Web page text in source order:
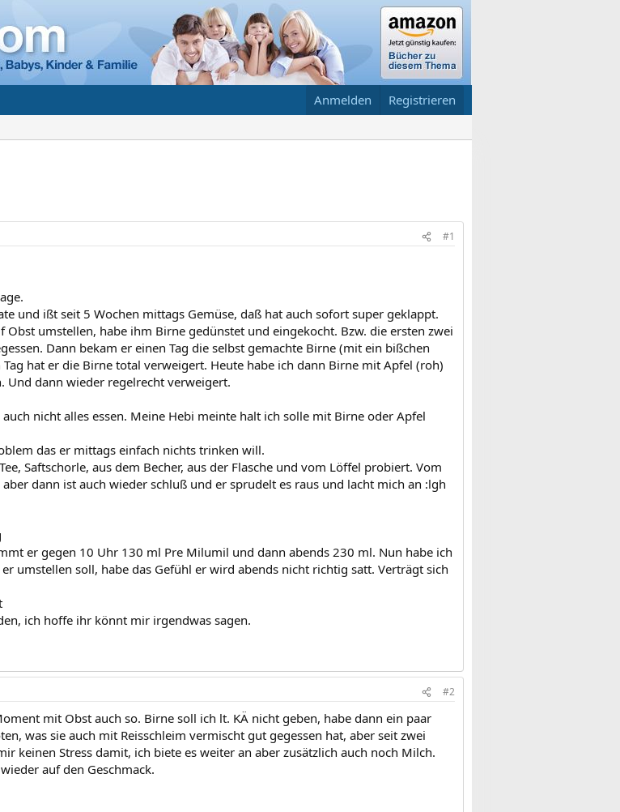
Anmelden Registrieren
#1
und ißt seit 5 Wochen mittags Gemüse, daß hat auch sofort super geklappt.
umstellen, habe ihm Birne gedünstet und eingekocht. Bzw. die ersten zwei
Dann bekam er einen Tag die selbst gemachte Birne (mit ein bißchen
hat er die Birne total verweigert. Heute habe ich dann Birne mit Apfel (roh)
Und dann wieder regelrecht verweigert.
nicht alles essen. Meine Hebi meinte halt ich solle mit Birne oder Apfel
das er mittags einfach nichts trinken will.
Saftschorle, aus dem Becher, aus der Flasche und vom Löffel probiert. Vom
dann ist auch wieder schluß und er sprudelt es raus und lacht mich an :lgh
er gegen 10 Uhr 130 ml Pre Milumil und dann abends 230 ml. Nun habe ich
umstellen soll, habe das Gefühl er wird abends nicht richtig satt. Verträgt sich
ich hoffe ihr könnt mir irgendwas sagen.
#2
mit Obst auch so. Birne soll ich lt. KÄ nicht geben, habe dann ein paar
was sie auch mit Reisschleim vermischt gut gegessen hat, aber seit zwei
keinen Stress damit, ich biete es weiter an aber zusätzlich auch noch Milch.
auf den Geschmack.